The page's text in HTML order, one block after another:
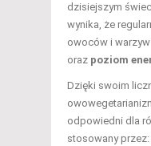
dzisiejszym
wynika, że
owoców i
oraz poziom
Dzięki swoim
odpowiedni dla
stosowany przez: